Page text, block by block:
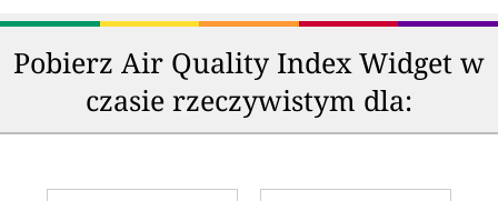
Pobierz Air Quality Index Widget w
czasie rzeczywistym dla: